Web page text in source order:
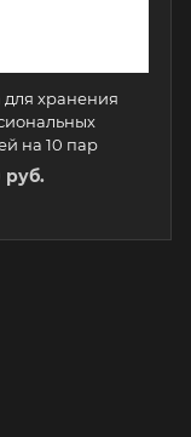
для хранения
на 10 пар
руб.